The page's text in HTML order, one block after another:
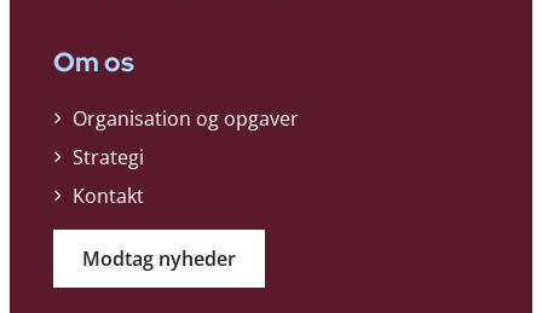
Om os
Organisation og opgaver
Strategi
Kontakt
Modtag nyheder